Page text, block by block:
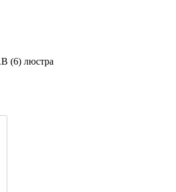
(6) люстра